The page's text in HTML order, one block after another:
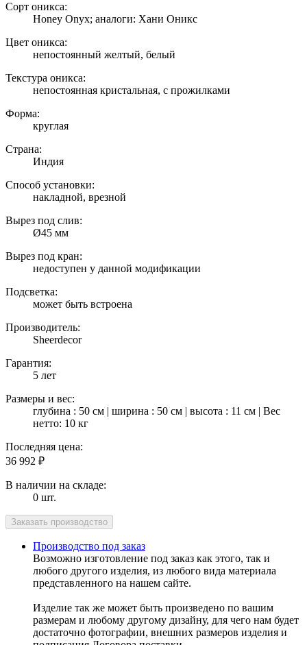
Сорт оникса:
Honey Onyx; аналоги: Хани Оникс
Цвет оникса:
непостоянный желтый, белый
Текстура оникса:
непостоянная кристальная, с прожилками
Форма:
круглая
Страна:
Индия
Способ установки:
накладной, врезной
Вырез под слив:
Ø45 мм
Вырез под кран:
недоступен у данной модификации
Подсветка:
может быть встроена
Производитель:
Sheerdecor
Гарантия:
5 лет
Размеры и вес:
глубина : 50 см | ширина : 50 см | высота : 11 см | Вес
нетто: 10 кг
Последняя цена:
36 992 ₽
В наличии на складе:
0 шт.
Производство под заказ
Возможно изготовление под заказ как этого, так и
любого другого изделия, из любого вида материала
представленного на нашем сайте.
Изделие так же может быть произведено по вашим
размерам и любому другому дизайну, для чего нам будет
достаточно фотографии, внешних размеров изделия и